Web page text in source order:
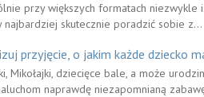
przy większych formatach
najbardziej skutecznie poradzić sobie z...
przyjęcie, o jakim każde dziecko
Mikołajki, dziecięce bale, a może
naprawdę niezapomnianą